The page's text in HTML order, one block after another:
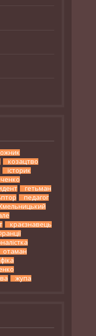
козацтво
історик
гетьман
педагог
краєзнавець
отаман
жупа